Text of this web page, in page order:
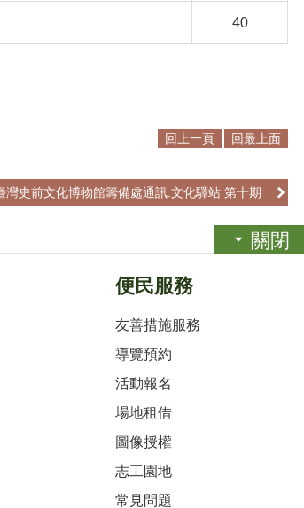
40
回上一頁 回最上面
灣史前文化博物館籌備處通訊:文化驛站 第十期
關閉
便民服務
友善措施服務
導覽預約
活動報名
場地租借
圖像授權
志工園地
常見問題